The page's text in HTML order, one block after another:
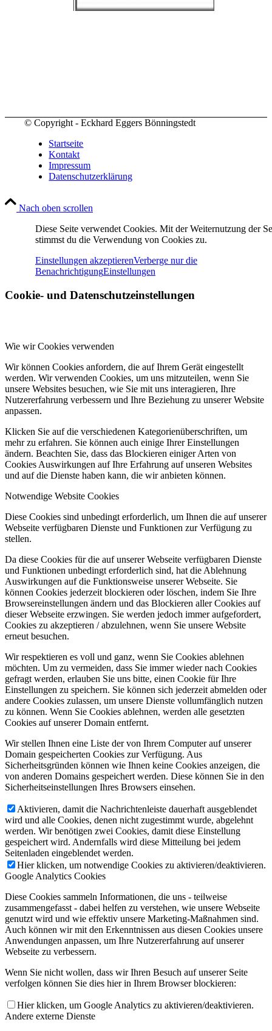
© Copyright - Eckhard Eggers Bönningstedt
Startseite
Kontakt
Impressum
Datenschutzerklärung
Nach oben scrollen
Diese Seite verwendet Cookies. Mit der Weiternutzung der
stimmst du die Verwendung von Cookies zu.
Einstellungen akzeptierenVerberge nur die
BenachrichtigungEinstellungen
Cookie- und Datenschutzeinstellungen
Wie wir Cookies verwenden
Wir können Cookies anfordern, die auf Ihrem Gerät eingestellt
werden. Wir verwenden Cookies, um uns mitzuteilen, wenn Sie
unsere Websites besuchen, wie Sie mit uns interagieren, Ihre
Nutzererfahrung verbessern und Ihre Beziehung zu unserer Website
anpassen.
Klicken Sie auf die verschiedenen Kategorienüberschriften, um
mehr zu erfahren. Sie können auch einige Ihrer Einstellungen
ändern. Beachten Sie, dass das Blockieren einiger Arten von
Cookies Auswirkungen auf Ihre Erfahrung auf unseren Websites
und auf die Dienste haben kann, die wir anbieten können.
Notwendige Website Cookies
Diese Cookies sind unbedingt erforderlich, um Ihnen die auf unserer
Webseite verfügbaren Dienste und Funktionen zur Verfügung zu
stellen.
Da diese Cookies für die auf unserer Webseite verfügbaren Dienste
und Funktionen unbedingt erforderlich sind, hat die Ablehnung
Auswirkungen auf die Funktionsweise unserer Webseite. Sie
können Cookies jederzeit blockieren oder löschen, indem Sie Ihre
Browsereinstellungen ändern und das Blockieren aller Cookies auf
dieser Webseite erzwingen. Sie werden jedoch immer aufgefordert,
Cookies zu akzeptieren / abzulehnen, wenn Sie unsere Website
erneut besuchen.
Wir respektieren es voll und ganz, wenn Sie Cookies ablehnen
möchten. Um zu vermeiden, dass Sie immer wieder nach Cookies
gefragt werden, erlauben Sie uns bitte, einen Cookie für Ihre
Einstellungen zu speichern. Sie können sich jederzeit abmelden oder
andere Cookies zulassen, um unsere Dienste vollumfänglich nutzen
zu können. Wenn Sie Cookies ablehnen, werden alle gesetzten
Cookies auf unserer Domain entfernt.
Wir stellen Ihnen eine Liste der von Ihrem Computer auf unserer
Domain gespeicherten Cookies zur Verfügung. Aus
Sicherheitsgründen können wie Ihnen keine Cookies anzeigen, die
von anderen Domains gespeichert werden. Diese können Sie in den
Sicherheitseinstellungen Ihres Browsers einsehen.
Aktivieren, damit die Nachrichtenleiste dauerhaft ausgeblendet
wird und alle Cookies, denen nicht zugestimmt wurde, abgelehnt
werden. Wir benötigen zwei Cookies, damit diese Einstellung
gespeichert wird. Andernfalls wird diese Mitteilung bei jedem
Seitenladen eingeblendet werden.
Hier klicken, um notwendige Cookies zu aktivieren/deaktivieren.
Google Analytics Cookies
Diese Cookies sammeln Informationen, die uns - teilweise
zusammengefasst - dabei helfen zu verstehen, wie unsere Webseite
genutzt wird und wie effektiv unsere Marketing-Maßnahmen sind.
Auch können wir mit den Erkenntnissen aus diesen Cookies unsere
Anwendungen anpassen, um Ihre Nutzererfahrung auf unserer
Webseite zu verbessern.
Wenn Sie nicht wollen, dass wir Ihren Besuch auf unserer Seite
verfolgen können Sie dies hier in Ihrem Browser blockieren:
Hier klicken, um Google Analytics zu aktivieren/deaktivieren.
Andere externe Dienste